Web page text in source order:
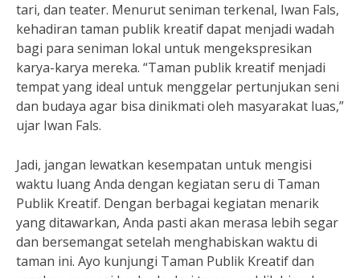
tari, dan teater. Menurut seniman terkenal, Iwan Fals,
kehadiran taman publik kreatif dapat menjadi wadah
bagi para seniman lokal untuk mengekspresikan
karya-karya mereka. “Taman publik kreatif menjadi
tempat yang ideal untuk menggelar pertunjukan seni
dan budaya agar bisa dinikmati oleh masyarakat luas,”
ujar Iwan Fals.
Jadi, jangan lewatkan kesempatan untuk mengisi
waktu luang Anda dengan kegiatan seru di Taman
Publik Kreatif. Dengan berbagai kegiatan menarik
yang ditawarkan, Anda pasti akan merasa lebih segar
dan bersemangat setelah menghabiskan waktu di
taman ini. Ayo kunjungi Taman Publik Kreatif dan